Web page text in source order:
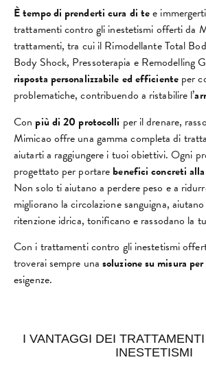
È tempo di prenderti cura di tee
trattamenti contro gli inestetismi offerti da
trattamenti, tra cui il Rimodellante Total
Body Shock, Pressoterapia e Remodelling
risposta personalizzabile ed efficienteper
problematiche, contribuendo a ristabilire l’
Con più di 20 protocolli per il drenare,
Mimicao offre una gamma completa di
aiutarti a raggiungere i tuoi obiettivi. Ogni
progettato per portare benefici concreti
Non solo ti aiutano a perdere peso e a
migliorano la circolazione sanguigna,
ritenzione idrica, tonificano e rassodano la
Con i trattamenti contro gli inestetismi
troverai sempre una soluzione su misura
esigenze.
I VANTAGGI DEI
INESTETISMI